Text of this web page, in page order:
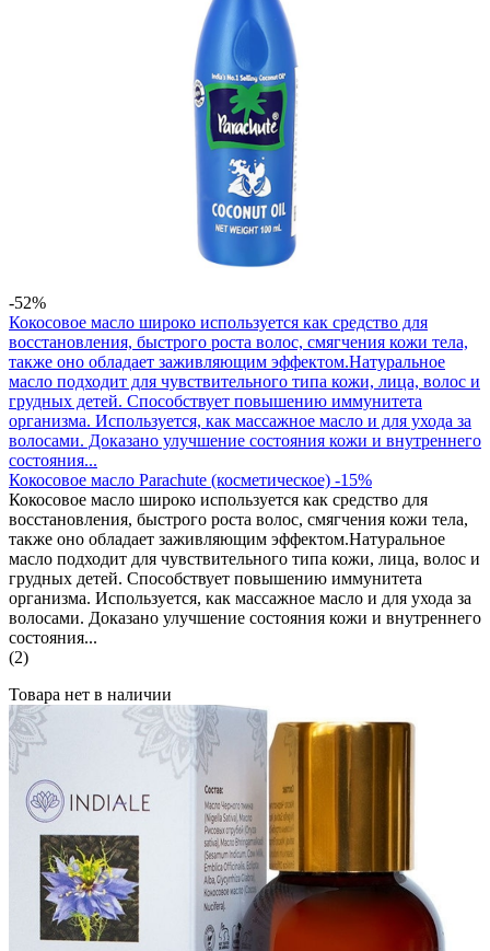
-52%
Кокосовое масло широко используется как средство для
восстановления, быстрого роста волос, смягчения кожи тела,
также оно обладает заживляющим эффектом.Натуральное
масло подходит для чувствительного типа кожи, лица, волос и
грудных детей. Способствует повышению иммунитета
организма. Используется, как массажное масло и для ухода за
волосами. Доказано улучшение состояния кожи и внутреннего
состояния...
Кокосовое масло Parachute (косметическое) -15%
Кокосовое масло широко используется как средство для
восстановления, быстрого роста волос, смягчения кожи тела,
также оно обладает заживляющим эффектом.Натуральное
масло подходит для чувствительного типа кожи, лица, волос и
грудных детей. Способствует повышению иммунитета
организма. Используется, как массажное масло и для ухода за
волосами. Доказано улучшение состояния кожи и внутреннего
состояния...
(2)
Товара нет в наличии